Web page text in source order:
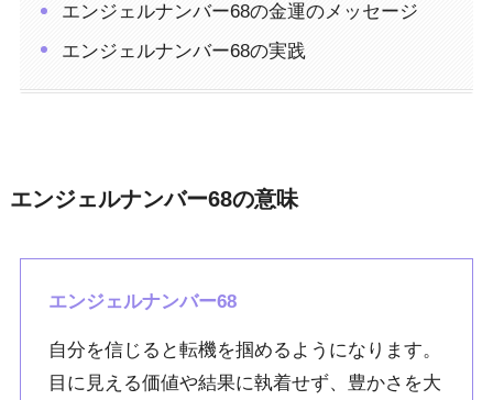
エンジェルナンバー68の金運のメッセージ
エンジェルナンバー68の実践
エンジェルナンバー68の意味
エンジェルナンバー68
自分を信じると転機を掴めるようになります。
目に見える価値や結果に執着せず、豊かさを大